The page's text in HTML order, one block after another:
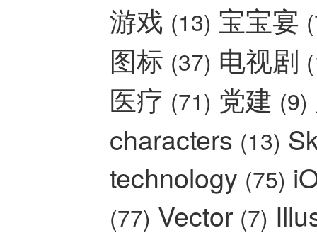
游戏 (13) 宝宝宴
图标 (37) 电视剧
医疗 (71) 党建 (9)
characters (13)
technology (75)
(77) Vector (7)